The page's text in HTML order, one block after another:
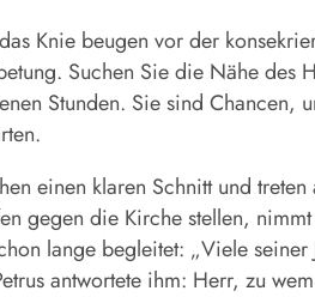
Knie beugen vor der
Suchen Sie die Nähe des
Stunden. Sie sind Chancen,
einen klaren Schnitt und
die Kirche stellen,
lange begleitet: „Viele
antwortete ihm: Herr, zu